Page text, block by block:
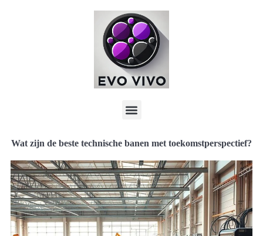
Wat zijn de beste technische banen met toekomstperspectief?